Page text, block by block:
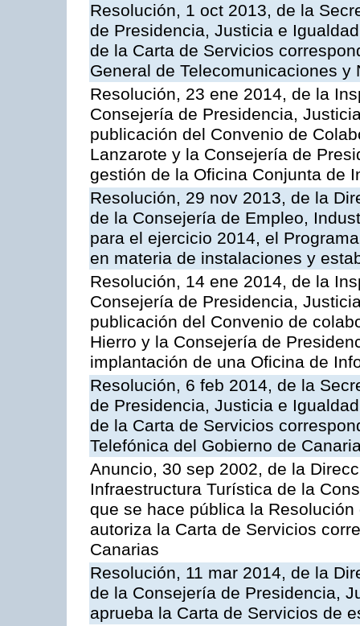
Resolución, 1 oct 2013, de la
de Presidencia, Justicia e
de la Carta de Servicios
General de Telecomunicaciones y
Resolución, 23 ene 2014, de la
Consejería de Presidencia,
publicación del Convenio de
Lanzarote y la Consejería de
gestión de la Oficina Conjunta de
Resolución, 29 nov 2013, de la
de la Consejería de Empleo,
para el ejercicio 2014, el
en materia de instalaciones y
Resolución, 14 ene 2014, de la
Consejería de Presidencia,
publicación del Convenio de
Hierro y la Consejería de
implantación de una Oficina de
Resolución, 6 feb 2014, de la
de Presidencia, Justicia e
de la Carta de Servicios
Telefónica del Gobierno de
Anuncio, 30 sep 2002, de la
Infraestructura Turística de la
que se hace pública la
autoriza la Carta de Servicios
Canarias
Resolución, 11 mar 2014, de la
de la Consejería de Presidencia,
aprueba la Carta de Servicios de